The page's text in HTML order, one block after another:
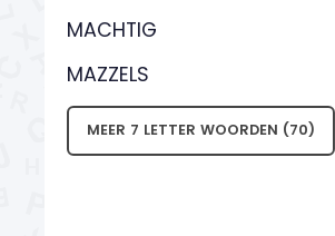
MACHTIG
MAZZELS
MEER 7 LETTER WOORDEN (70)